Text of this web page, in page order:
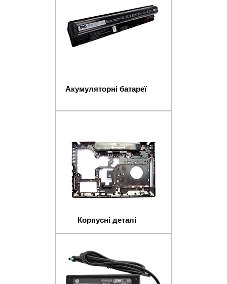
Акумуляторні батареї
Корпусні деталі